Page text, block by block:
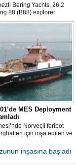
Bering Yachts, 26,2
88 (B88) explorer
teknesinin ilk deniz
MES Deployment
Norveçli feribot
için inşa edilen ve
MES (Marine
Deployment Testi
inşasına başladı